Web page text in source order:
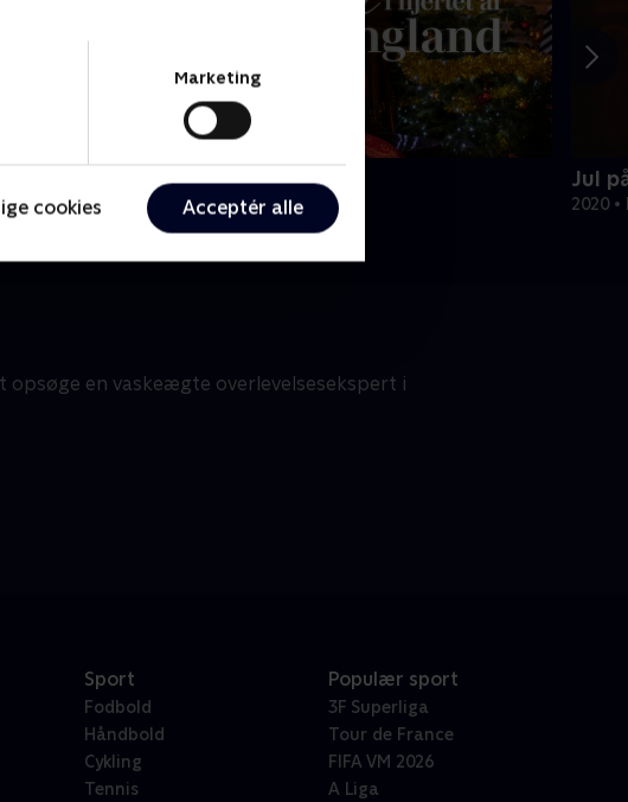
Marketing
cookies Acceptér alle
Jul i hjertet af England
2023 • Livsstil • 44 min
Jul
2020
en vaskeægte overlevelsesekspert i
Sport
Fodbold
Håndbold
Cykling
Tennis
Populær sport
3F Superliga
Tour de France
FIFA VM 2026
A Liga